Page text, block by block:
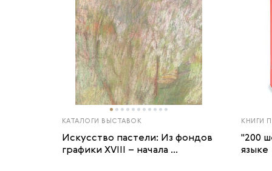
КАТАЛОГИ ВЫСТАВОК
Искусство пастели: Из фондов
графики XVIII – начала ...
КНИГИ
"200
языке